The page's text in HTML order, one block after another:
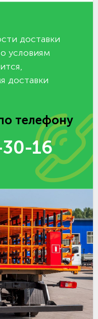
доставки
условиям
доставки
телефону
16